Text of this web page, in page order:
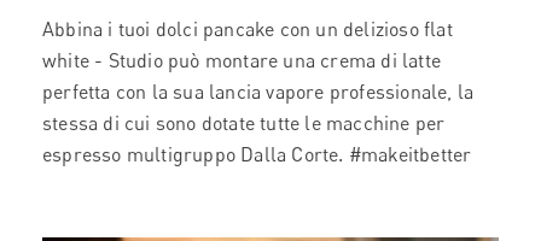
Abbina i tuoi dolci pancake con un delizioso flat
white - Studio può montare una crema di latte
perfetta con la sua lancia vapore professionale, la
stessa di cui sono dotate tutte le macchine per
espresso multigruppo Dalla Corte. #makeitbetter